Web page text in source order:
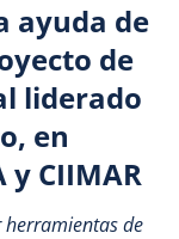
ayuda de
de
liderado
en
CIIMAR
de